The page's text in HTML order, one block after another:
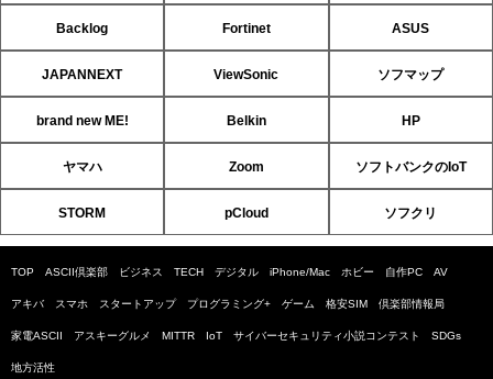
Backlog Fortinet ASUS
JAPANNEXT ViewSonic ソフマップ
brand new ME! Belkin HP
ヤマハ Zoom ソフトバンクのIoT
STORM pCloud ソフクリ
TOP ASCII倶楽部 ビジネス TECH デジタル iPhone/Mac ホビー 自作PC AV
アキバ スマホ スタートアップ プログラミング+ ゲーム 格安SIM 倶楽部情報局
家電ASCII アスキーグルメ MITTR IoT サイバーセキュリティ小説コンテスト SDGs
地方活性